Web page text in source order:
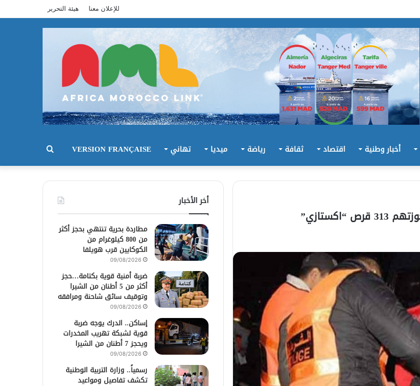
للإعلان معنا هيئة التحرير
أخبار وطنية اقتصاد ثقافة رياضة ميديا تهاني VERSION FRANÇAISE بحث
أخر الأخبار
مطاردة بحرية تنتهي بحجز أكثر
من 800 كيلوغرام من
الكوكايين قرب هويلفا
09/08/2026
ضربة أمنية قوية بكتامة…حجز
أكثر من 5 أطنان من الشيرا
وتوقيف سائق شاحنة ومرافقه
09/08/2026
إساكن.. الدرك يوجه ضربة
قوية لشبكة تهريب المخدرات
ويحجز 7 أطنان من الشيرا
09/08/2026
رسمياً.. وزارة التربية الوطنية
تكشف تفاصيل ومواعيد